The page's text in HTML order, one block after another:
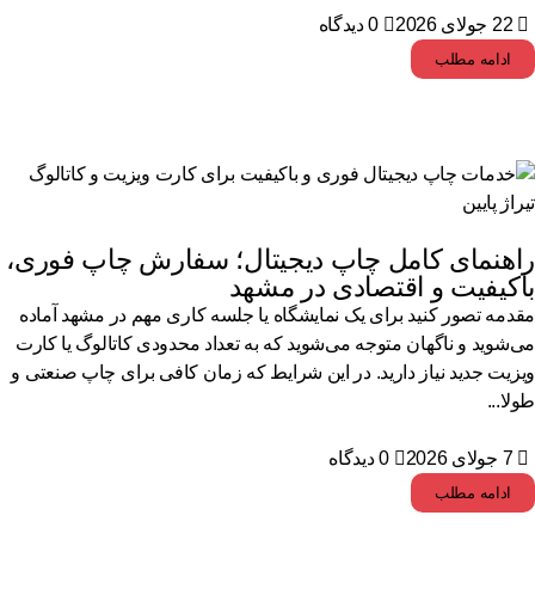
22 جولای 2026 0 دیدگاه
ادامه مطلب
کامل چاپ دیجیتال؛ سفارش چاپ فوری،
و اقتصادی در مشهد
تصور کنید برای یک نمایشگاه یا جلسه کاری مهم در مشهد آماده
و ناگهان متوجه می‌شوید که به تعداد محدودی کاتالوگ یا کارت
جدید نیاز دارید. در این شرایط که زمان کافی برای چاپ صنعتی و
7 جولای 2026 0 دیدگاه
ادامه مطلب